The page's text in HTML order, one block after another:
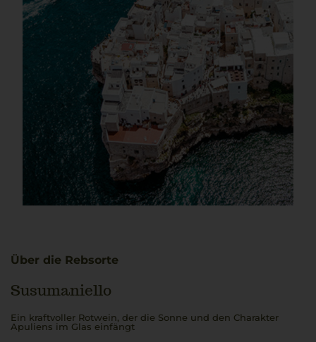
Über die Rebsorte
Susumaniello
Ein kraftvoller Rotwein, der die Sonne und den Charakter
Apuliens im Glas einfängt